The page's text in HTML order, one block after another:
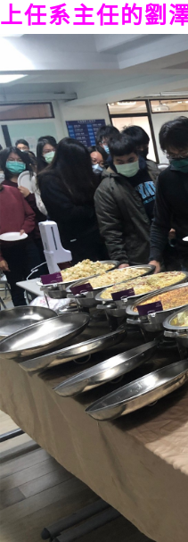
上任系主任的劉